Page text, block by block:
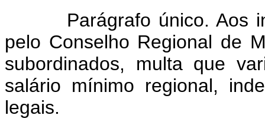
Parágrafo único. Aos
pelo Conselho Regional de
subordinados, multa que
salário mínimo regional,
legais.